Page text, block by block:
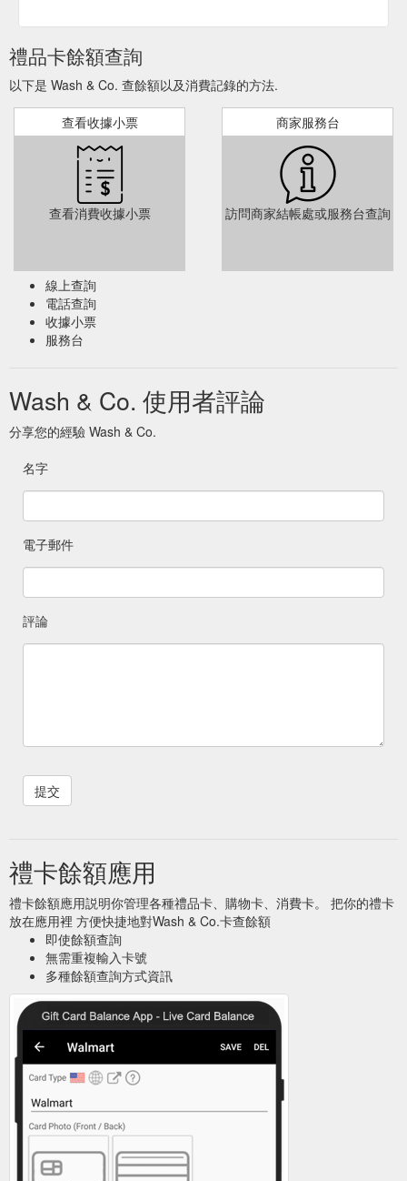
禮品卡餘額查詢
以下是 Wash & Co. 查餘額以及消費記錄的方法.
查看收據小票
查看消費收據小票
商家服務台
訪問商家結帳處或服務台查詢
線上查詢
電話查詢
收據小票
服務台
Wash & Co. 使用者評論
分享您的經驗 Wash & Co.
名字
電子郵件
評論
禮卡餘額應用
禮卡餘額應用説明你管理各種禮品卡、購物卡、消費卡。 把你的禮卡
放在應用裡 方便快捷地對Wash & Co.卡查餘額
即使餘額查詢
無需重複輸入卡號
多種餘額查詢方式資訊